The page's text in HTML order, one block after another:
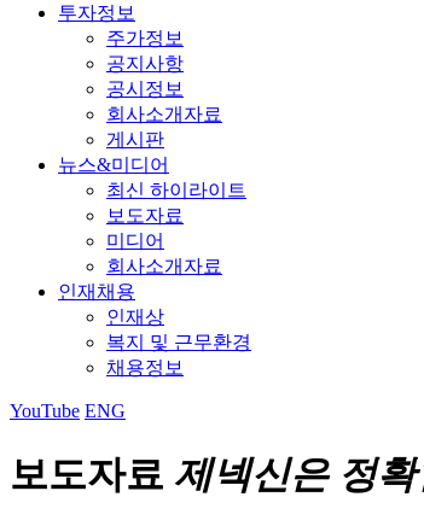
투자정보
주가정보
공지사항
공시정보
회사소개자료
게시판
뉴스&미디어
최신 하이라이트
보도자료
미디어
회사소개자료
인재채용
인재상
복지 및 근무환경
채용정보
YouTube ENG
보도자료 제넥신은 정